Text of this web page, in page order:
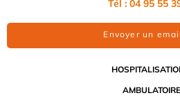
Tél : 04 95 55
Envoyer un email
AMBULATOIRE